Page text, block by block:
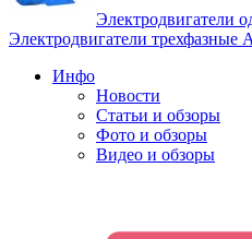
Электродвигатели
Электродвигатели трехфазные
Инфо
Новости
Статьи и обзоры
Фото и обзоры
Видео и обзоры